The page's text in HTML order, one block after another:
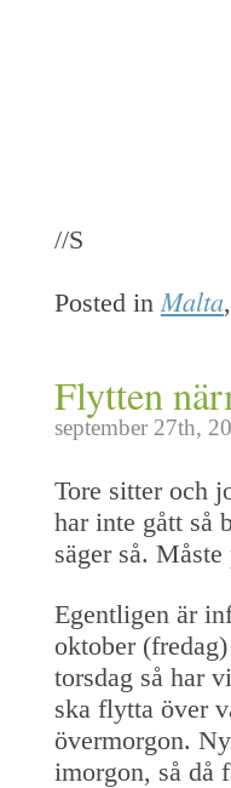
//S
Posted in Malta
Flytten
september 27th,
Tore sitter och
har inte gått så
säger så.
Egentligen är
oktober
torsdag så har
ska flytta över
övermorgon.
imorgon, så då